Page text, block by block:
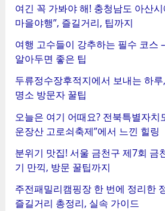
여긴 꼭 가봐야 해! 충청남도 아산
마을야행”, 즐길거리, 팁까지
여행 고수들이 강추하는 필수 코스
알아두면 좋은 팁
두류정수장후적지에서 보내는 하
명소 방문자 꿀팁
오늘은 여기 어때요? 전북특별자치
운장산 고로쇠축제”에서 느낀 힐링
분위기 맛집! 서울 금천구 제7회 금
기 만끽, 방문 꿀팁까지
주전패밀리캠핑장 한 번에 정리한
즐길거리 총정리, 실속 가이드